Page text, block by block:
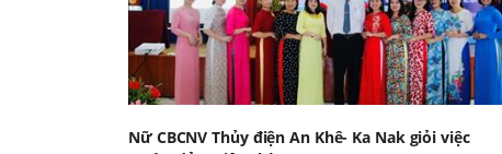
Nữ CBCNV Thủy điện An Khê- Ka Nak giỏi việc